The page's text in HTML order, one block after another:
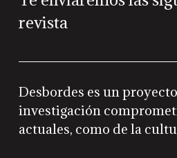
revista
Desbordes es un
investigación
actuales, como de la